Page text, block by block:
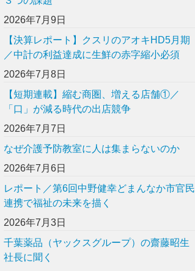
2026年7月9日
【決算レポート】クスリのアオキHD5月期
／中計の利益達成に生鮮の赤字縮小必須
2026年7月8日
【短期連載】縮む商圏、増える店舗①／
「口」が減る時代の出店競争
2026年7月7日
なぜ介護予防教室に人は集まらないのか
2026年7月6日
レポート／第6回中野健幸どまんなか市官民
連携で福祉の未来を描く
2026年7月3日
千葉薬品（ヤックスグループ）の齋藤昭生
社長に聞く